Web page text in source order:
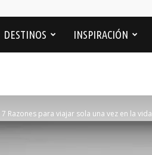
MeDESTINOS INSPIRACIÓN
7 Razones para viajar sola una vez en la vida